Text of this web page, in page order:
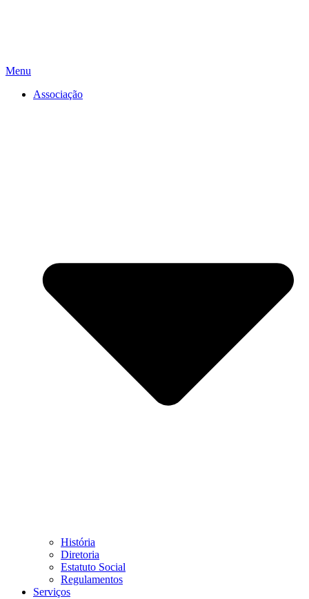
Menu
Associação
História
Diretoria
Estatuto Social
Regulamentos
Serviços